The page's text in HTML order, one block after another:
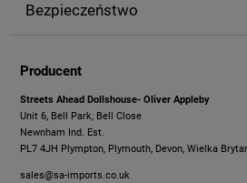
Bezpieczeństwo
Producent
Streets Ahead Dollshouse- Oliver Appleby
Unit 6, Bell Park, Bell Close
Newnham Ind. Est.
PL7 4JH Plympton, Plymouth, Devon, Wielka
sales@sa-imports.co.uk